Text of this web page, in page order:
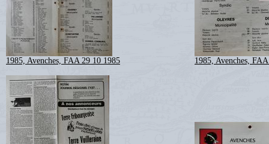
1985, Avenches, FAA 29 10 1985 1985, Avenches,